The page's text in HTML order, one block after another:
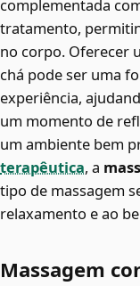
complementada
tratamento,
no corpo. Oferecer
chá pode ser uma
experiência,
um momento de
um ambiente bem
terapêutica, a
tipo de massagem
relaxamento e ao
Massagem